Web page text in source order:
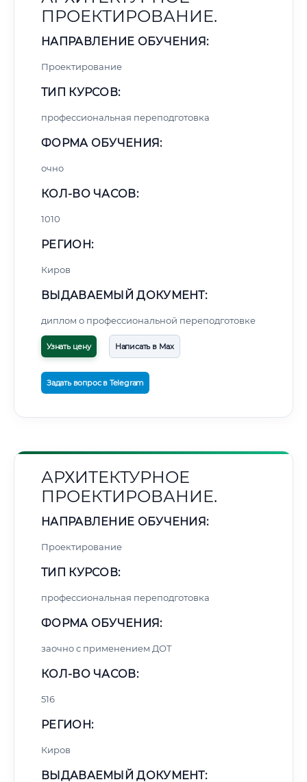
ПРОЕКТИРОВАНИЕ.
НАПРАВЛЕНИЕ ОБУЧЕНИЯ:
Проектирование
ТИП КУРСОВ:
профессиональная переподготовка
ФОРМА ОБУЧЕНИЯ:
очно
КОЛ-ВО ЧАСОВ:
1010
РЕГИОН:
Киров
ВЫДАВАЕМЫЙ ДОКУМЕНТ:
диплом о профессиональной переподготовке
Узнать цену Написать в Max
Задать вопрос в Telegram
АРХИТЕКТУРНОЕ
ПРОЕКТИРОВАНИЕ.
НАПРАВЛЕНИЕ ОБУЧЕНИЯ:
Проектирование
ТИП КУРСОВ:
профессиональная переподготовка
ФОРМА ОБУЧЕНИЯ:
заочно с применением ДОТ
КОЛ-ВО ЧАСОВ:
516
РЕГИОН:
Киров
ВЫДАВАЕМЫЙ ДОКУМЕНТ: